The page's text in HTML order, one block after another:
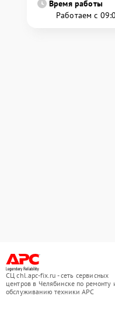
Время работы
Работаем с
СЦ chl.apc-fix.ru - сеть сервисных
центров в Челябинске по ремонту
обслуживанию техники APC